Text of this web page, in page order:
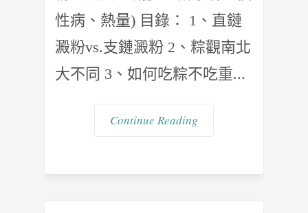
性病、熱量) 目錄： 1、直鏈
澱粉vs.支鏈澱粉 2、粽觀南北
大不同 3、如何吃粽不吃重...
Continue Reading